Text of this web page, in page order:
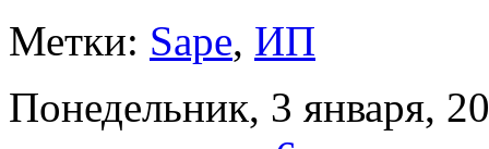
Метки: Sape, ИП
Понедельник, 3 января,